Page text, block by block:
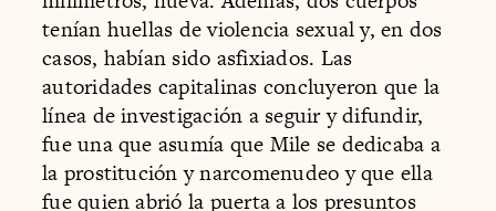
tenían huellas de violencia sexual y, en dos
casos, habían sido asfixiados. Las
autoridades capitalinas concluyeron que la
línea de investigación a seguir y difundir,
fue una que asumía que Mile se dedicaba a
la prostitución y narcomenudeo y que ella
fue quien abrió la puerta a los presuntos